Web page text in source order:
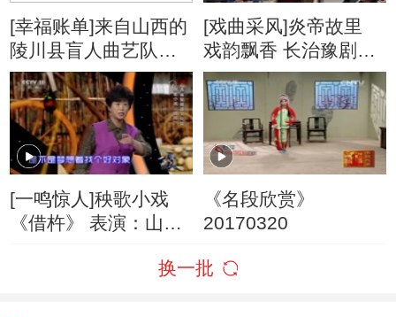
[幸福账单]来自山西的
陵川县盲人曲艺队挑
战成功 账单确认
[戏曲采风]炎帝故里
戏韵飘香 长治豫剧团
走进山西高平
[一鸣惊人]秧歌小戏
《借杵》 表演：山西
《名段欣赏》
20170320
换一批